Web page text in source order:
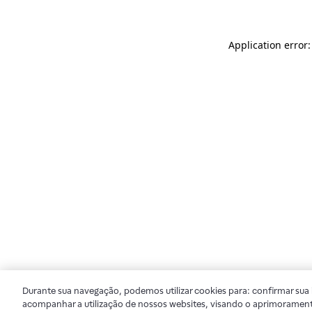
Application
Durante sua navegação, podemos utilizar cookies para: confirmar
acompanhar a utilização de nossos websites, visando o